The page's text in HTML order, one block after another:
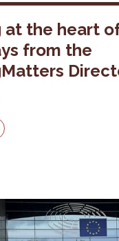
at the heart
from the